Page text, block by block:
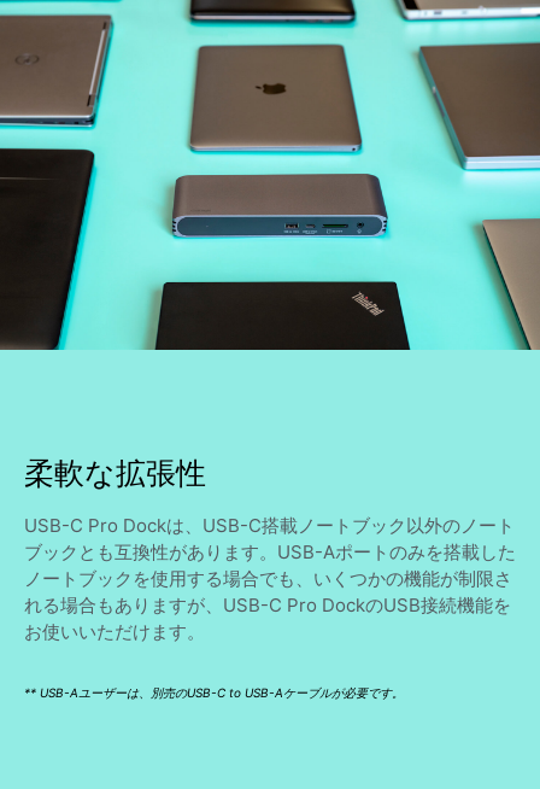
柔軟な拡張性
USB-C Pro Dockは、USB-C搭載ノートブック以外のノート
ブックとも互換性があります。USB-Aポートのみを搭載した
ノートブックを使用する場合でも、いくつかの機能が制限さ
れる場合もありますが、USB-C Pro DockのUSB接続機能を
お使いいただけます。
** USB-Aユーザーは、別売のUSB-C to USB-Aケーブルが必要です。